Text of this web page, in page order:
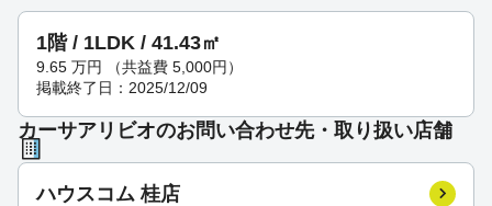
1階 / 1LDK / 41.43㎡
9.65 万円 （共益費 5,000円）
掲載終了日：2025/12/09
カーサアリビオのお問い合わせ先・取り扱い店舗
ハウスコム 桂店